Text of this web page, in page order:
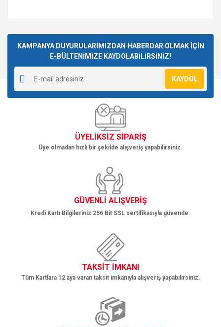
KAMPANYA DUYURULARIMIZDAN HABERDAR OLMAK İÇİN
E-BÜLTENİMİZE KAYDOLABİLİRSİNİZ!
KAYDOL
ÜYELİKSİZ SİPARİŞ
Üye olmadan hızlı bir şekilde alışveriş yapabilirsiniz.
GÜVENLİ ALIŞVERİŞ
Kredi Kartı Bilgileriniz 256 Bit SSL sertifikasıyla güvende.
TAKSİT İMKANI
Tüm Kartlara 12 aya varan taksit imkanıyla alışveriş yapabilirsiniz.